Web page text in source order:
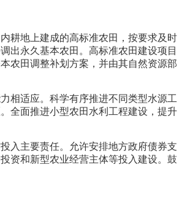
耕地上建成的高标准农田，按要求及时
出永久基本农田。高标准农田建设项目
农田调整补划方案，并由其自然资源部
相适应。科学有序推进不同类型水源工
全面推进小型农田水利工程建设，提升
入主要责任。允许安排地方政府债券支
资和新型农业经营主体等投入建设。鼓